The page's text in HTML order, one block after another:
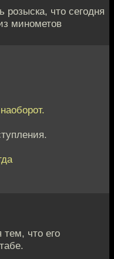
розыска, что сегодня
минометов
тем, что его